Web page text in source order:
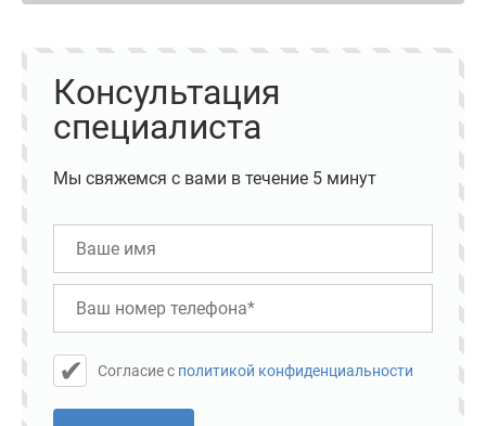
Консультация
специалиста
Мы свяжемся с вами в течение 5 минут
Cогласие с политикой конфиденциальности